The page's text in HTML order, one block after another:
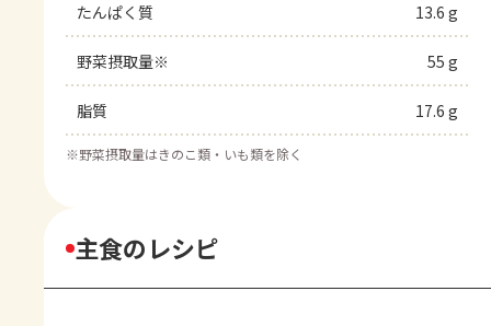
たんぱく質 13.6 g
野菜摂取量※ 55 g
脂質 17.6 g
※野菜摂取量はきのこ類・いも類を除く
主食のレシピ